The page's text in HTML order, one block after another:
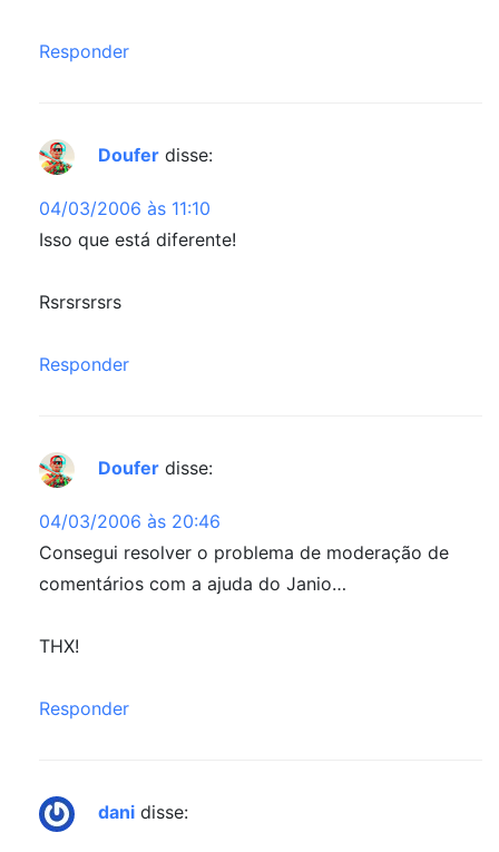
Responder
Doufer disse:
04/03/2006 às 11:10
Isso que está diferente!
Rsrsrsrsrs
Responder
Doufer disse:
04/03/2006 às 20:46
Consegui resolver o problema de moderação de
comentários com a ajuda do Janio…
THX!
Responder
dani disse: